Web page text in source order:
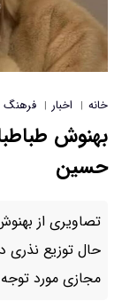
خانه | اخبار | فرهنگ
بهنوش
حسین
تصاویری از
حال توزیع نذری
مجازی مورد توجه